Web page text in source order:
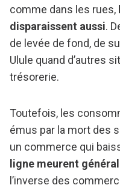
comme dans les rues,
disparaissent aussi.
de levée de fond, de
Ulule quand d’autres
trésorerie.
Toutefois, les
émus par la mort des
un commerce qui
ligne meurent
l’inverse des